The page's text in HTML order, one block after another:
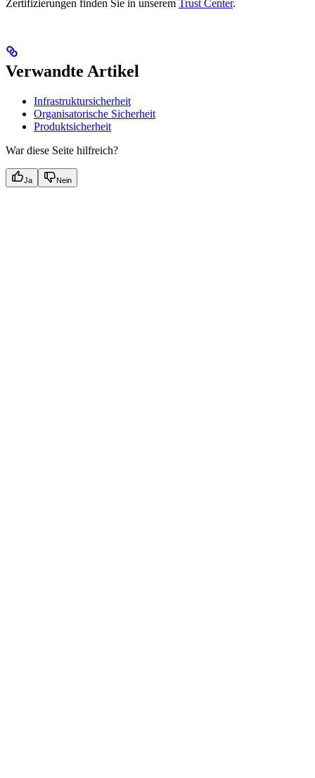
Zertifizierungen finden Sie in unserem Trust Center.
Verwandte Artikel
Infrastruktursicherheit
Organisatorische Sicherheit
Produktsicherheit
War diese Seite hilfreich?
Ja Nein